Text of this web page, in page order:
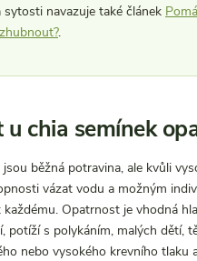
sytosti navazuje také článek
.
u chia semínek
jsou běžná potravina, ale kvůli
vázat vodu a možným
každému. Opatrnost je vhodná
potíží s polykáním, malých dětí,
nebo vysokého krevního tlaku